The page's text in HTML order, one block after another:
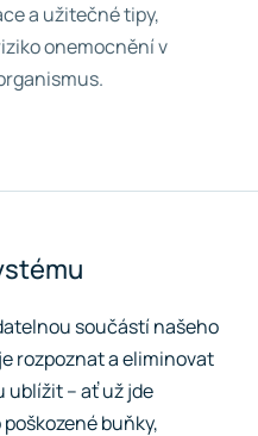
a užitečné tipy,
onemocnění v
součástí našeho
rozpoznat a eliminovat
ublížit – ať už jde
buňky,